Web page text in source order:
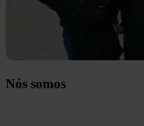
Nós somos